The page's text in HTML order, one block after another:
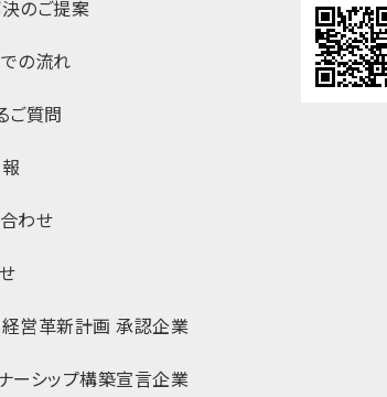
のご提案
の流れ
ご質問
わせ
営革新計画 承認企業
ーシップ構築宣言企業